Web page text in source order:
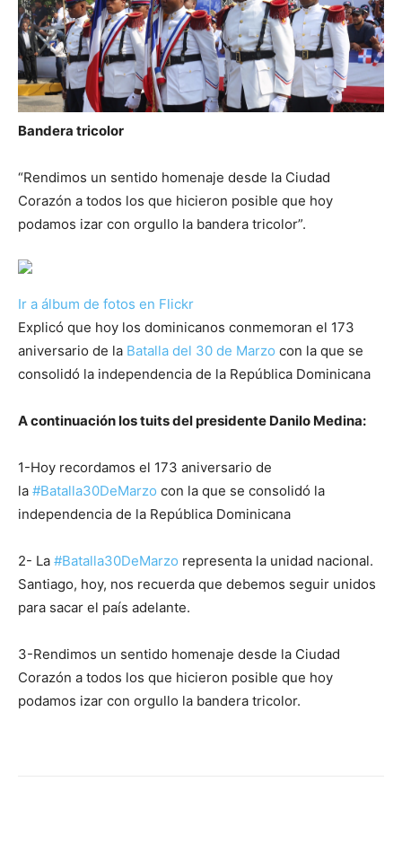
Bandera tricolor
“Rendimos un sentido homenaje desde la Ciudad
Corazón a todos los que hicieron posible que hoy
podamos izar con orgullo la bandera tricolor”.
Ir a álbum de fotos en Flickr
Explicó que hoy los dominicanos conmemoran el 173
aniversario de la Batalla del 30 de Marzo con la que se
consolidó la independencia de la República Dominicana
A continuación los tuits del presidente Danilo Medina:
1-Hoy recordamos el 173 aniversario de
la #Batalla30DeMarzo con la que se consolidó la
independencia de la República Dominicana
2- La #Batalla30DeMarzo representa la unidad nacional.
Santiago, hoy, nos recuerda que debemos seguir unidos
para sacar el país adelante.
3-Rendimos un sentido homenaje desde la Ciudad
Corazón a todos los que hicieron posible que hoy
podamos izar con orgullo la bandera tricolor.